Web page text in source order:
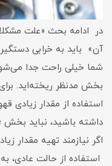
در ادامه بحث «علت
آن» باید به خرابی
شما خیلی راحت جدا
بخش مدنظر ریخته‌‌اید.
استفاده از مقدار زیادی
اگر نیازمند تهیه مقدار